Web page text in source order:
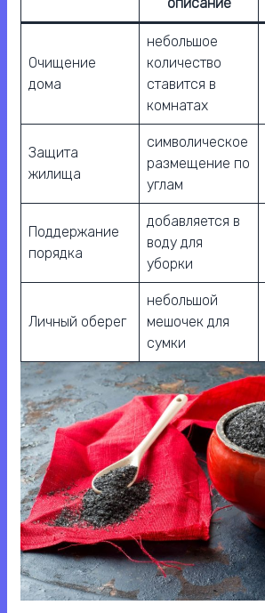
описание
Очищение
дома
небольшое
количество
ставится в
комнатах
Защита
жилища
символическое
размещение по
углам
Поддержание
порядка
добавляется в
воду для
уборки
Личный оберег
небольшой
мешочек для
сумки